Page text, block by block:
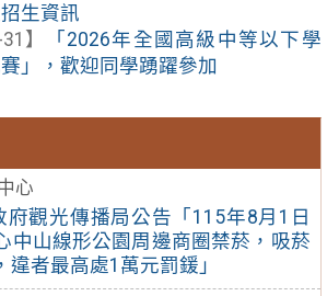
心
府觀光傳播局公告「115年8月1日
中山線形公園周邊商圈禁菸，吸菸
者最高處1萬元罰鍰」
生資訊
】
「2026年全國高級中等以下學
」，歡迎同學踴躍參加